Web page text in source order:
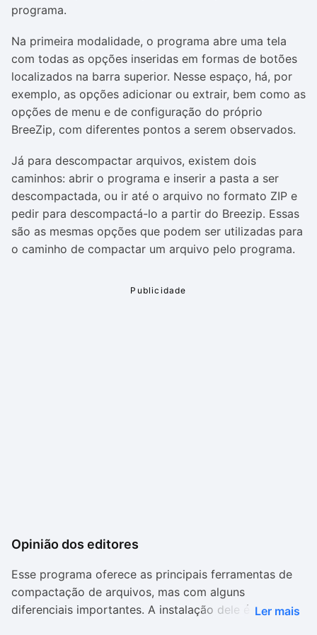
programa.
Na primeira modalidade, o programa abre uma tela
com todas as opções inseridas em formas de botões
localizados na barra superior. Nesse espaço, há, por
exemplo, as opções adicionar ou extrair, bem como as
opções de menu e de configuração do próprio
BreeZip, com diferentes pontos a serem observados.
Já para descompactar arquivos, existem dois
caminhos: abrir o programa e inserir a pasta a ser
descompactada, ou ir até o arquivo no formato ZIP e
pedir para descompactá-lo a partir do Breezip. Essas
são as mesmas opções que podem ser utilizadas para
o caminho de compactar um arquivo pelo programa.
Opinião dos editores
Esse programa oferece as principais ferramentas de
compactação de arquivos, mas com alguns
diferenciais importantes. A instalação dele é Ler mais